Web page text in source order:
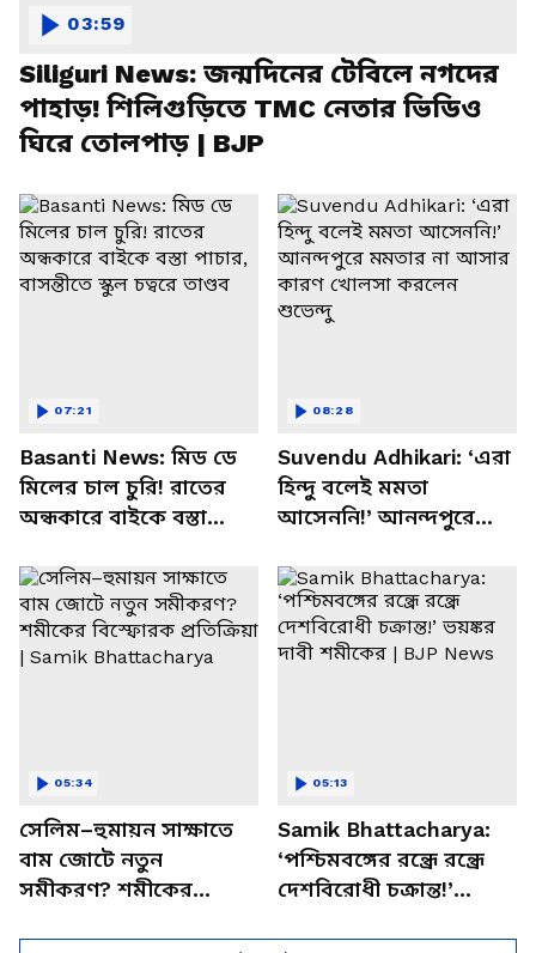
Siliguri News: জন্মদিনের টেবিলে নগদের
পাহাড়! শিলিগুড়িতে TMC নেতার ভিডিও
ঘিরে তোলপাড় | BJP
03:59
Basanti News: মিড ডে
মিলের চাল চুরি! রাতের
অন্ধকারে বাইকে বস্তা
চত্বরে তাণ্ডব
07:21
Suvendu Adhikari: ‘এরা
হিন্দু বলেই মমতা
আসেননি!’ আনন্দপুরে
খোলসা করলেন শুভেন্দু
08:28
সেলিম–হুমায়ন সাক্ষাতে
বাম জোটে নতুন
সমীকরণ? শমীকের
05:34
Samik Bhattacharya:
‘পশ্চিমবঙ্গের রন্ধ্রে রন্ধ্রে
দেশবিরোধী চক্রান্ত!’
05:13